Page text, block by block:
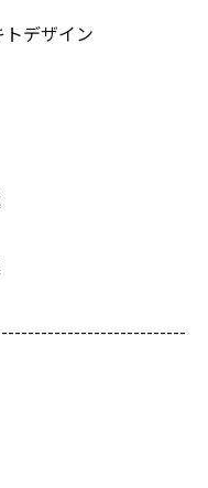
デザイン